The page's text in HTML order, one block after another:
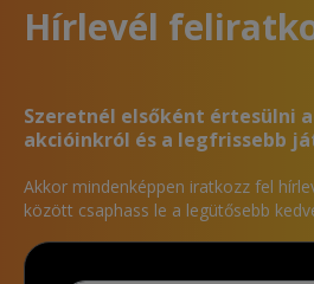
Hírlevél
Szeretnél elsőként értesülni
akcióinkról és a legfrissebb
Akkor mindenképpen iratkozz fel
között csaphass le a legütősebb